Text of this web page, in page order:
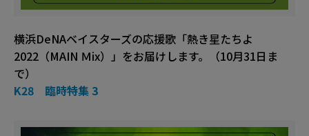
横浜DeNAベイスターズの応援歌「熱き星たちよ
2022（MAIN Ｍix）」をお届けします。（10月31日ま
で）
K28 臨時特集 3